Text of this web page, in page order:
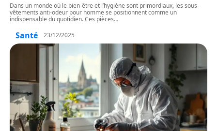
Dans un monde où le bien-être et l’hygiène sont primordiaux, les sous-
vêtements anti-odeur pour homme se positionnent comme un
indispensable du quotidien. Ces pièces…
Santé 23/12/2025